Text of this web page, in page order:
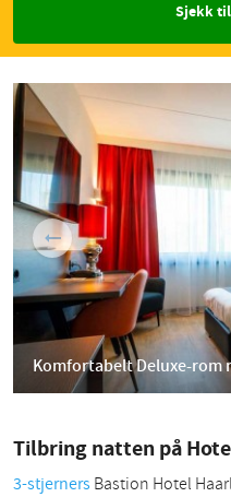
Sjekk
Komfortabelt Deluxe-rom
Tilbring natten på
3-stjerners Bastion Hotel